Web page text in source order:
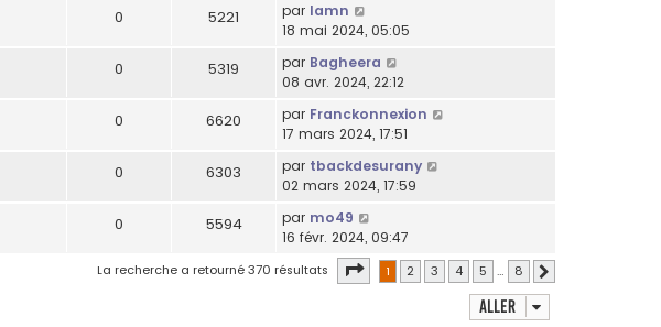
0 5221 par lamn
18 mai 2024, 05:05
0 5319 par Bagheera
08 avr. 2024, 22:12
0 6620 par Franckonnexion
17 mars 2024, 17:51
0 6303 par tbackdesurany
02 mars 2024, 17:59
0 5594 par mo49
16 févr. 2024, 09:47
La recherche a retourné 370 résultats Page sur 8
1 2 3 4 5 … 8
Aller